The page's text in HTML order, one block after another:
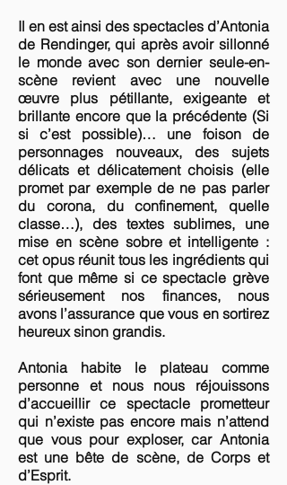
Il en est ainsi des spectacles d’Antonia
de Rendinger, qui après avoir sillonné
le monde avec son dernier seule-en-
scène revient avec une nouvelle
œuvre plus pétillante, exigeante et
brillante encore que la précédente (Si
si c’est possible)… une foison de
personnages nouveaux, des sujets
délicats et délicatement choisis (elle
promet par exemple de ne pas parler
du corona, du confinement, quelle
classe…), des textes sublimes, une
mise en scène sobre et intelligente :
cet opus réunit tous les ingrédients qui
font que même si ce spectacle grève
sérieusement nos finances, nous
avons l’assurance que vous en sortirez
heureux sinon grandis.
Antonia habite le plateau comme
personne et nous nous réjouissons
d’accueillir ce spectacle prometteur
qui n’existe pas encore mais n’attend
que vous pour exploser, car Antonia
est une bête de scène, de Corps et
d’Esprit.